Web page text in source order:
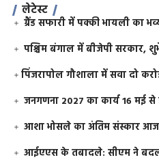
लेटेस्ट
ग्रैंड सफारी में पक्की भायली का
पश्चिम बंगाल में बीजेपी सरकार,
​पिंजरापोल गौशाला में सवा दो
जनगणना 2027 का कार्य 16 मई
आशा भोसले का अंतिम संस्कार आज
आईएएस के तबादले: सीएम ने